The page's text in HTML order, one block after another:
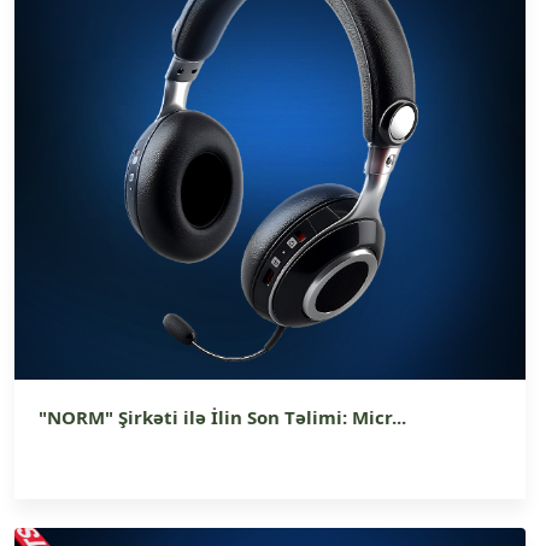
"NORM" Şirkəti ilə İlin Son Təlimi: Micr...